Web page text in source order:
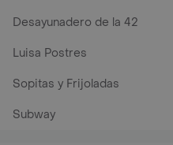
Desayunadero de la 42
Luisa Postres
Sopitas y Frijoladas
Subway